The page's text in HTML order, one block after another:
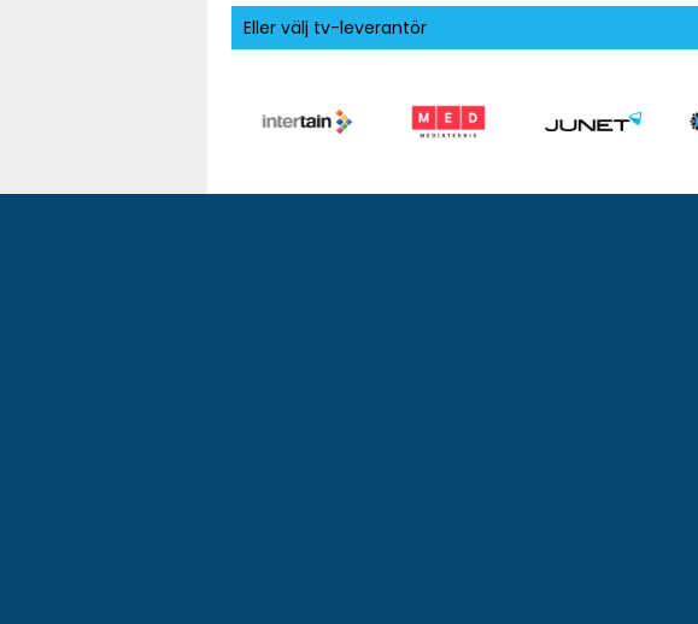
Eller välj tv-leverantör